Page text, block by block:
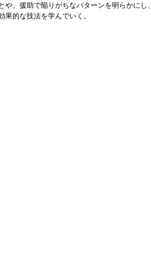
や、援助で陥りがちなパターンを明らかにし、
的な技法を学んでいく。